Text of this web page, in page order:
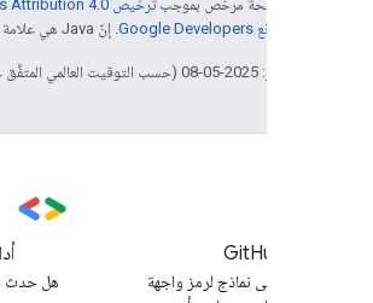
إنّ محتوى هذه الصفحة مرخّص بموجبترخيص Creative Commons Attribution 4.0‏
سياسات موقع Google Developers‏ . إنّ Java هي علامة تجارية مسجَّلة لشركة Oracle و/أو شركائها التابعين.
تاريخ التعديل الأخير: 2025-05-08 (حسب التوقيت العالمي المتفَّق عليه)
GitHub
يمكنك العثور على نماذج لرمز واجهة
هل حدث